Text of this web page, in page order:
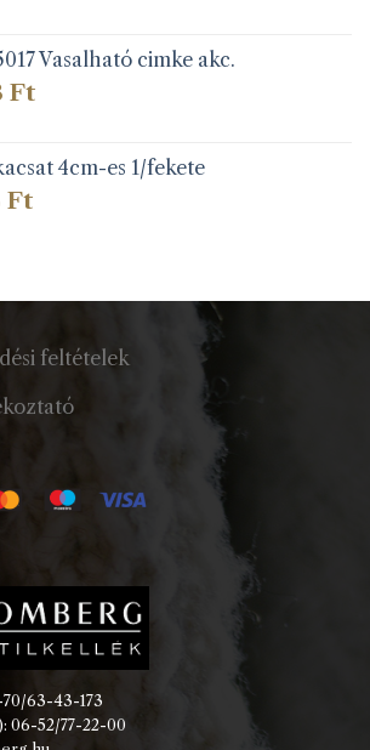
Vasalható cimke akc.
Ft
4cm-es 1/fekete
Ft
feltételek
63-43-173
06-52/77-22-00